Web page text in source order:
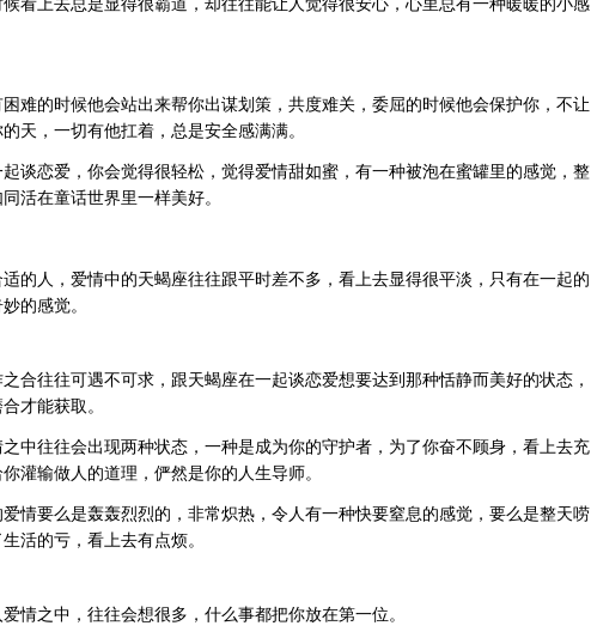
难的时候他会站出来帮你出谋划策，共度难关，委屈的时候他会保护你，不让
天，一切有他扛着，总是安全感满满。
谈恋爱，你会觉得很轻松，觉得爱情甜如蜜，有一种被泡在蜜罐里的感觉，整
活在童话世界里一样美好。
的人，爱情中的天蝎座往往跟平时差不多，看上去显得很平淡，只有在一起的
的感觉。
合往往可遇不可求，跟天蝎座在一起谈恋爱想要达到那种恬静而美好的状态，
才能获取。
中往往会出现两种状态，一种是成为你的守护者，为了你奋不顾身，看上去充
灌输做人的道理，俨然是你的人生导师。
情要么是轰轰烈烈的，非常炽热，令人有一种快要窒息的感觉，要么是整天唠
活的亏，看上去有点烦。
情之中，往往会想很多，什么事都把你放在第一位。